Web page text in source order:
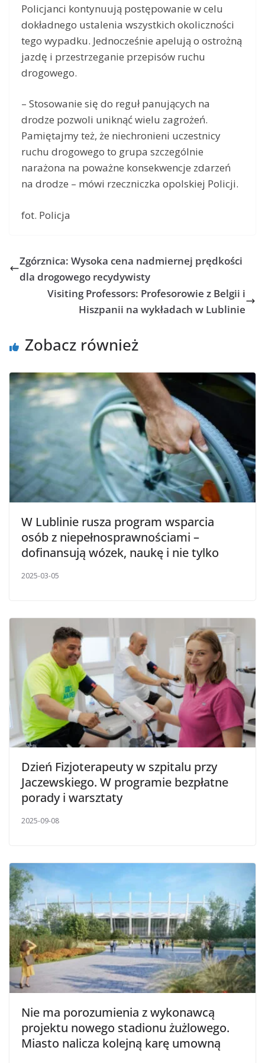
Policjanci kontynuują postępowanie w celu
dokładnego ustalenia wszystkich okoliczności
tego wypadku. Jednocześnie apelują o ostrożną
jazdę i przestrzeganie przepisów ruchu
drogowego.
– Stosowanie się do reguł panujących na
drodze pozwoli uniknąć wielu zagrożeń.
Pamiętajmy też, że niechronieni uczestnicy
ruchu drogowego to grupa szczególnie
narażona na poważne konsekwencje zdarzeń
na drodze – mówi rzeczniczka opolskiej Policji.
fot. Policja
Zgórznica: Wysoka cena nadmiernej prędkości
dla drogowego recydywisty
Visiting Professors: Profesorowie z Belgii i
Hiszpanii na wykładach w Lublinie
Zobacz również
W Lublinie rusza program wsparcia
osób z niepełnosprawnościami –
dofinansują wózek, naukę i nie tylko
2025-03-05
Dzień Fizjoterapeuty w szpitalu przy
Jaczewskiego. W programie bezpłatne
porady i warsztaty
2025-09-08
Nie ma porozumienia z wykonawcą
projektu nowego stadionu żużlowego.
Miasto nalicza kolejną karę umowną